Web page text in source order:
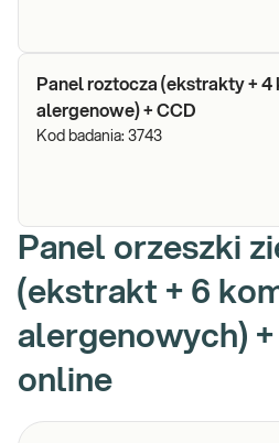
Panel roztocza (ekstrakty +
alergenowe) + CCD
Kod badania: 3743
Panel orzeszki
(ekstrakt + 6
alergenowych) +
online